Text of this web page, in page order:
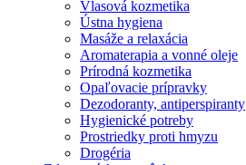
Vlasová kozmetika
Ústna hygiena
Masáže a relaxácia
Aromaterapia a vonné oleje
Prírodná kozmetika
Opaľovacie prípravky
Dezodoranty, antiperspiranty
Hygienické potreby
Prostriedky proti hmyzu
Drogéria